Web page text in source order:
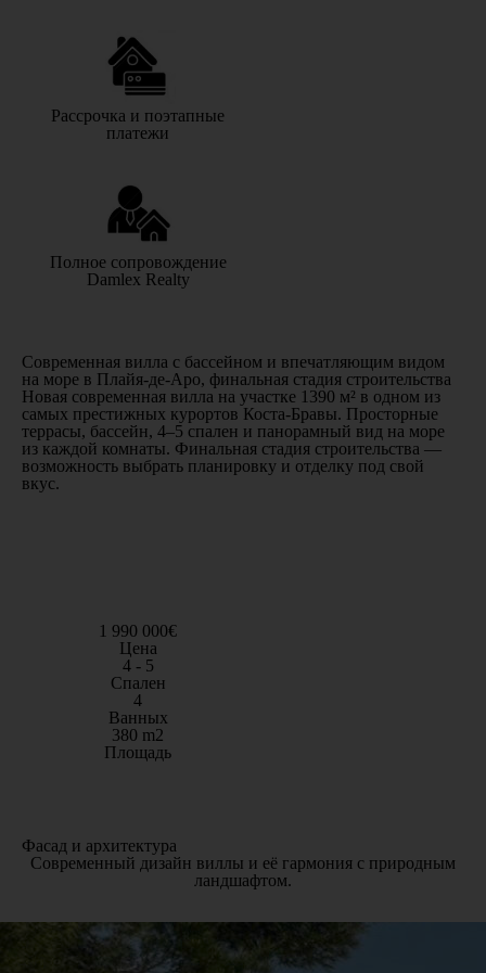
Рассрочка и поэтапные
платежи
Полное сопровождение
Damlex Realty
Современная вилла с бассейном и впечатляющим видом
на море в Плайя-де-Аро, финальная стадия строительства
Новая современная вилла на участке 1390 м² в одном из
самых престижных курортов Коста-Бравы. Просторные
террасы, бассейн, 4–5 спален и панорамный вид на море
из каждой комнаты. Финальная стадия строительства —
возможность выбрать планировку и отделку под свой
вкус.
1 990 000€
Цена
4 - 5
Спален
4
Ванных
380 m2
Площадь
Фасад и архитектура
Современный дизайн виллы и её гармония с природным
ландшафтом.